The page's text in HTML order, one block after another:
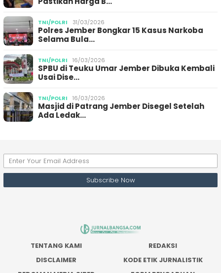
TNI/POLRI 31/03/2026
Polres Jember Bongkar 15 Kasus Narkoba
Selama Bula…
TNI/POLRI 16/03/2026
SPBU di Teuku Umar Jember Dibuka Kembali
Usai Dise…
TNI/POLRI 16/03/2026
Masjid di Patrang Jember Disegel Setelah
Ada Ledak…
TENTANG KAMI
REDAKSI
DISCLAIMER
KODE ETIK JURNALISTIK